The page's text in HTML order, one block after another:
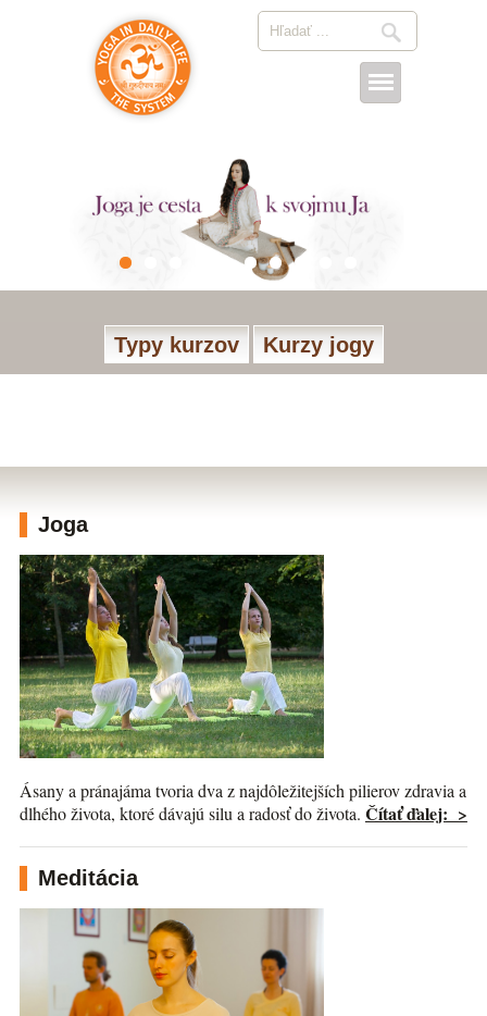
Typy kurzov Kurzy jogy
Joga
Ásany a pránajáma tvoria dva z najdôležitejších pilierov zdravia a
dlhého života, ktoré dávajú silu a radosť do života. Čítať ďalej: >
Meditácia